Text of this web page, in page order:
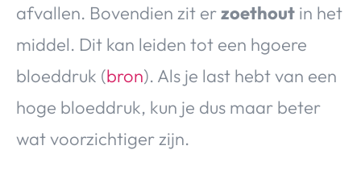
afvallen. Bovendien zit erzoethout in het
middel. Dit kan leiden tot een hgoere
bloeddruk (bron). Als je last hebt van een
hoge bloeddruk, kun je dus maar beter
wat voorzichtiger zijn.